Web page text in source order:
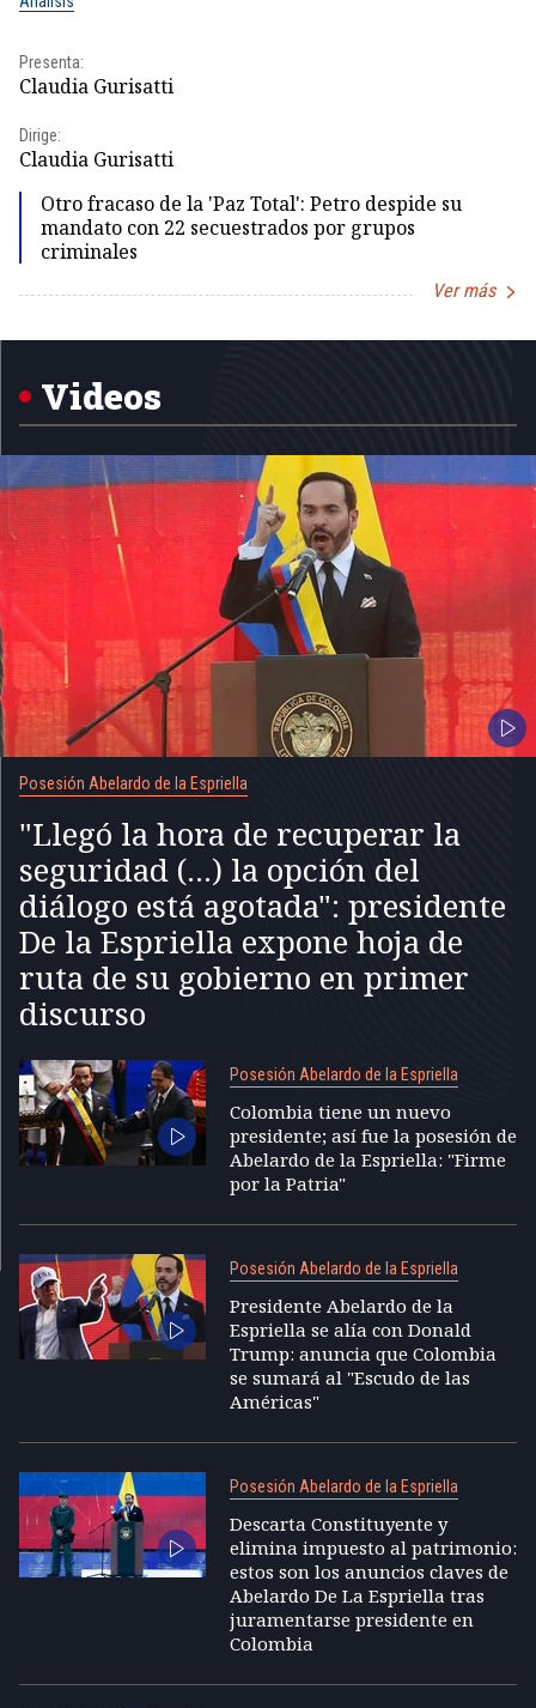
Presenta:
Claudia Gurisatti
Dirige:
Claudia Gurisatti
Otro fracaso de la 'Paz Total': Petro despide su
mandato con 22 secuestrados por grupos
criminales
Ver más
Videos
Posesión Abelardo de la Espriella
"Llegó la hora de recuperar la
seguridad (...) la opción del
diálogo está agotada": presidente
De la Espriella expone hoja de
ruta de su gobierno en primer
discurso
Posesión Abelardo de la Espriella
Colombia tiene un nuevo
presidente; así fue la posesión de
Abelardo de la Espriella: "Firme
por la Patria"
Posesión Abelardo de la Espriella
Presidente Abelardo de la
Espriella se alía con Donald
Trump: anuncia que Colombia
se sumará al "Escudo de las
Américas"
Posesión Abelardo de la Espriella
Descarta Constituyente y
elimina impuesto al patrimonio:
estos son los anuncios claves de
Abelardo De La Espriella tras
juramentarse presidente en
Colombia